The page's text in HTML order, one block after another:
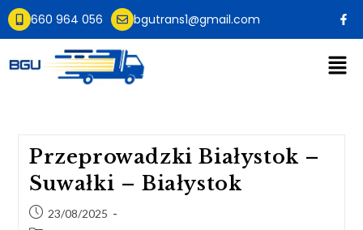
660 964 056 bgutrans1@gmail.com
Przeprowadzki Białystok –
Suwałki – Białystok
23/08/2025